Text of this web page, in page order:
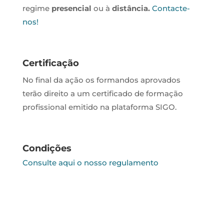
regime presencial ou à distância. Contacte-
nos!
Certificação
No final da ação os formandos aprovados
terão direito a um certificado de formação
profissional emitido na plataforma SIGO.
Condições
Consulte aqui o nosso regulamento